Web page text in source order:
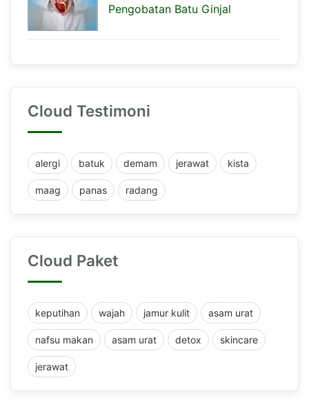
Pengobatan Batu Ginjal
Cloud Testimoni
alergi batuk demam jerawat kista
maag panas radang
Cloud Paket
keputihan wajah jamur kulit asam urat
nafsu makan asam urat detox skincare
jerawat